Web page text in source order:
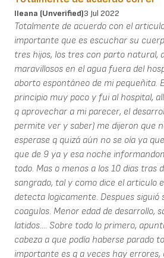
Ileana (unverified)3 Jul 2022
Totalmente de acuerdo con el
importante que es escuchar su
tres hijos, los tres con parto natural,
maravillosos en el agua fuera del
aborto espontáneo de mi pequeñita.
principio muy poco y fui al hospital,
q aprovechar a mi parecer, el
permite ver y saber) me dijeron que
esperase q quizá aún no se oía ya
que de 9 ya y esa noche
todo. Mas o menos a los 10 dias tras
sangrado, tal y como dice el articulo
detecta logicamente. Despues siguió
coagulos. Menor edad de desarrollo,
latidos.... Sobre todo lo primero,
cabeza a que podía haberse parado
importante es q a veces hay